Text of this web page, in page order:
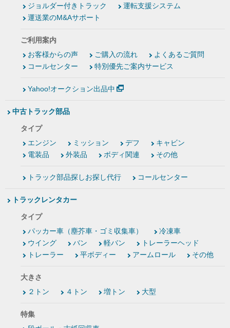
ジョルダー付きトラック
運転支援システム
運送業のM&Aサポート
ご利用案内
お客様からの声
ご購入の流れ
よくあるご質問
コールセンター
特別優先ご案内サービス
Yahoo!オークション出品中
中古トラック部品
タイプ
エンジン
ミッション デフ
キャビン
電装品
外装品 ボディ関連 その他
トラック部品探しお探し代行 コールセンター
トラックレンタカー
タイプ
パッカー車（塵芥車・ゴミ収集車）
冷凍車
ウイング
バン 軽バン
トレーラーヘッド
トレーラー
平ボディー アームロール その他
大きさ
２トン
４トン 増トン 大型
特集